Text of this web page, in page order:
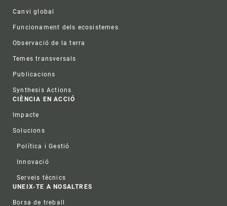
Canvi global
Funcionament dels ecosistemes
Observació de la terra
Temes transversals
Publicacions
Synthesis Actions
CIÈNCIA EN ACCIÓ
Impacte
Solucions
Política i Gestió
Innovació
Serveis tècnics
UNEIX-TE A NOSALTRES
Borsa de treball